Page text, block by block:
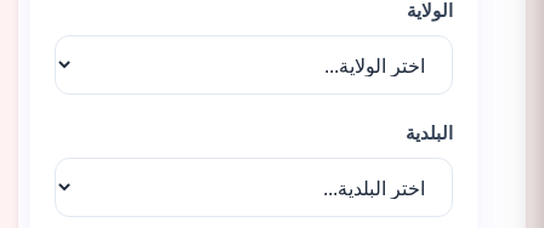
الولاية
البلدية